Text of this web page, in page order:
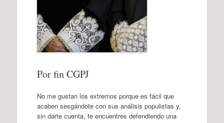
Por fin CGPJ
No me gustan los extremos porque es fácil que
acaben sesgándote con sus análisis populistas y,
sin darte cuenta, te encuentres defendiendo una